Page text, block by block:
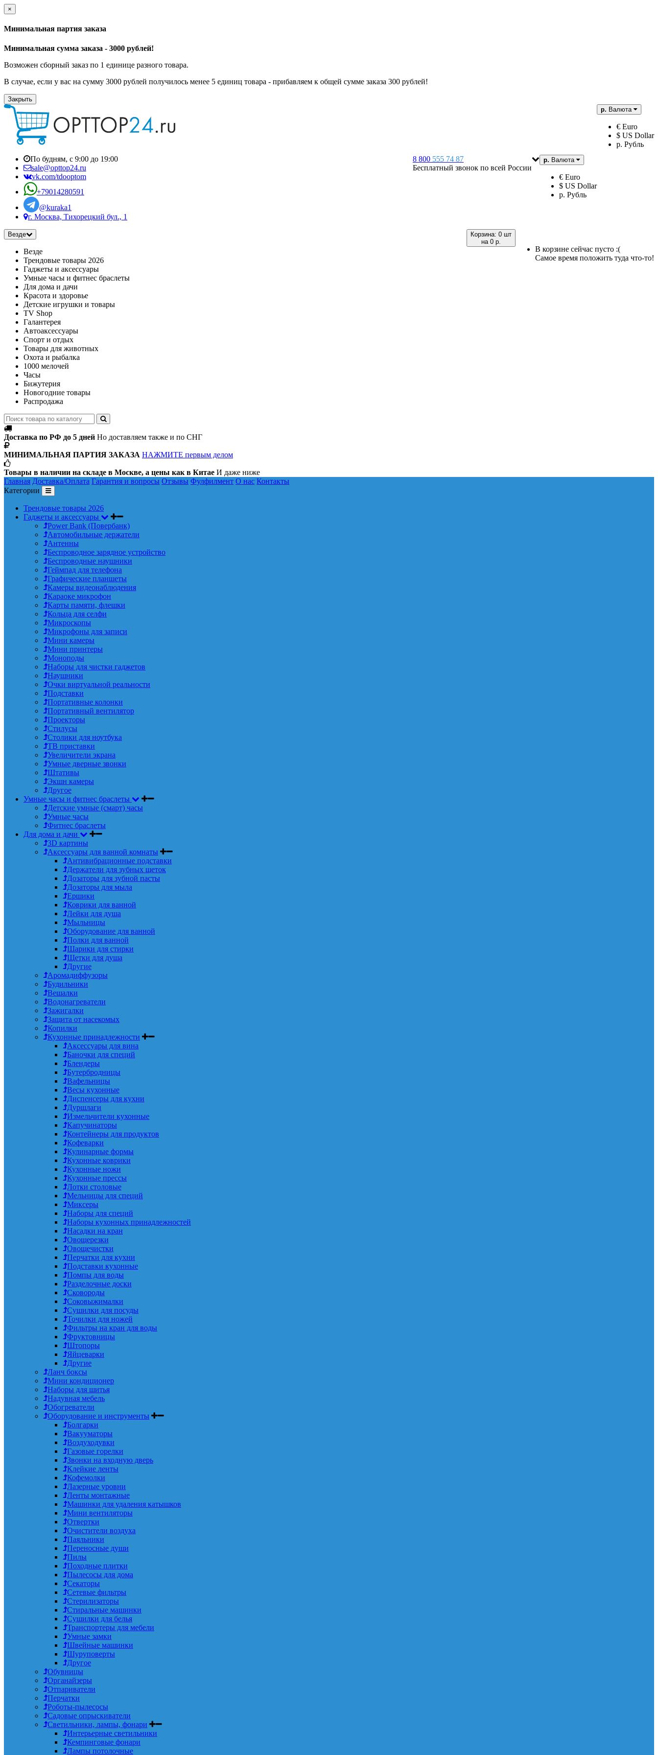
×
Минимальная партия заказа
Минимальная сумма заказа - 3000 рублей!
Возможен сборный заказ по 1 единице разного товара.
В случае, если у вас на сумму 3000 рублей получилось менее 5 единиц товара - прибавляем к общей сумме заказа 300 рублей!
Закрыть
р. Валюта
€ Euro
$ US Dollar
р. Рубль
р. Валюта
€ Euro
$ US Dollar
р. Рубль
8 800 555 74 87
Бесплатный звонок по всей России
По будням, с 9:00 до 19:00
sale@opttop24.ru
vk.com/tdooptom
+79014280591
@kuraka1
г. Москва, Тихорецкий бул., 1
Корзина: 0 шт
на 0 р.
В корзине сейчас пусто :(
Самое время положить туда что-то!
Везде
Везде
Трендовые товары 2026
Гаджеты и аксессуары
Умные часы и фитнес браслеты
Для дома и дачи
Красота и здоровье
Детские игрушки и товары
TV Shop
Галантерея
Автоаксессуары
Спорт и отдых
Товары для животных
Охота и рыбалка
1000 мелочей
Часы
Бижутерия
Новогодние товары
Распродажа
Доставка по РФ до 5 дней Но доставляем также и по СНГ
МИНИМАЛЬНАЯ ПАРТИЯ ЗАКАЗА НАЖМИТЕ первым делом
Товары в наличии на складе в Москве, а цены как в Китае И даже ниже
Главная Доставка/Оплата Гарантия и вопросы Отзывы Фулфилмент О нас Контакты
Категории
Трендовые товары 2026
Гаджеты и аксессуары
Power Bank (Повербанк)
Автомобильные держатели
Антенны
Беспроводное зарядное устройство
Беспроводные наушники
Геймпад для телефона
Графические планшеты
Камеры видеонаблюдения
Караоке микрофон
Карты памяти, флешки
Кольца для селфи
Микроскопы
Микрофоны для записи
Мини камеры
Мини принтеры
Моноподы
Наборы для чистки гаджетов
Наушники
Очки виртуальной реальности
Подставки
Портативные колонки
Портативный вентилятор
Проекторы
Стилусы
Столики для ноутбука
ТВ приставки
Увеличители экрана
Умные дверные звонки
Штативы
Экшн камеры
Другое
Умные часы и фитнес браслеты
Детские умные (смарт) часы
Умные часы
Фитнес браслеты
Для дома и дачи
3D картины
Аксессуары для ванной комнаты
Антивибрационные подставки
Держатели для зубных щеток
Дозаторы для зубной пасты
Дозаторы для мыла
Ершики
Коврики для ванной
Лейки для душа
Мыльницы
Оборудование для ванной
Полки для ванной
Шарики для стирки
Щетки для душа
Другие
Аромадиффузоры
Будильники
Вешалки
Водонагреватели
Зажигалки
Защита от насекомых
Копилки
Кухонные принадлежности
Аксессуары для вина
Баночки для специй
Блендеры
Бутербродницы
Вафельницы
Весы кухонные
Диспенсеры для кухни
Дуршлаги
Измельчители кухонные
Капучинаторы
Контейнеры для продуктов
Кофеварки
Кулинарные формы
Кухонные коврики
Кухонные ножи
Кухонные прессы
Лотки столовые
Мельницы для специй
Миксеры
Наборы для специй
Наборы кухонных принадлежностей
Насадки на кран
Овощерезки
Овощечистки
Перчатки для кухни
Подставки кухонные
Помпы для воды
Разделочные доски
Сковороды
Соковыжималки
Сушилки для посуды
Точилки для ножей
Фильтры на кран для воды
Фруктовницы
Штопоры
Яйцеварки
Другие
Ланч боксы
Мини кондиционер
Наборы для шитья
Надувная мебель
Обогреватели
Оборудование и инструменты
Болгарки
Вакууматоры
Воздуходувки
Газовые горелки
Звонки на входную дверь
Клейкие ленты
Кофемолки
Лазерные уровни
Ленты монтажные
Машинки для удаления катышков
Мини вентиляторы
Отвертки
Очистители воздуха
Паяльники
Переносные души
Пилы
Походные плитки
Пылесосы для дома
Секаторы
Сетевые фильтры
Стерилизаторы
Стиральные машинки
Сушилки для белья
Транспортеры для мебели
Умные замки
Швейные машинки
Шуруповерты
Другое
Обувницы
Органайзеры
Отпариватели
Перчатки
Роботы-пылесосы
Садовые опрыскиватели
Светильники, лампы, фонари
Интерьерные светильники
Кемпинговые фонари
Лампы потолочные